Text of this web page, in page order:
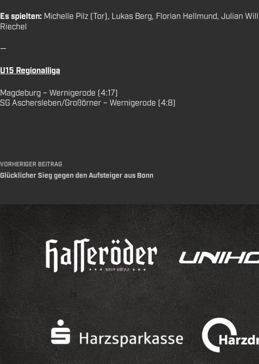
Es spielten: Michelle Pilz (Tor), Lukas Berg, Florian Hellmund, Julian
Riechel
—
U15 Regionalliga
Magdeburg – Wernigerode (4:17)
SG Aschersleben/Großörner – Wernigerode (4:8)
VORHERIGER BEITRAG
Glücklicher Sieg gegen den Aufsteiger aus Bonn